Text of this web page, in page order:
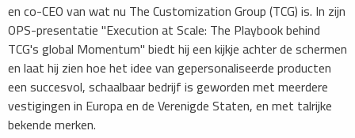
en co-CEO van wat nu The Customization Group (TCG) is. In zijn
OPS-presentatie "Execution at Scale: The Playbook behind
TCG's global Momentum" biedt hij een kijkje achter de schermen
en laat hij zien hoe het idee van gepersonaliseerde producten
een succesvol, schaalbaar bedrijf is geworden met meerdere
vestigingen in Europa en de Verenigde Staten, en met talrijke
bekende merken.